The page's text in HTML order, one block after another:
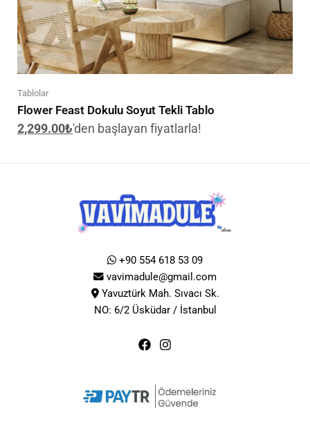
Tablolar
Flower Feast Dokulu Soyut Tekli Tablo
2,299.00₺'den başlayan fiyatlarla!
+90 554 618 53 09
vavimadule@gmail.com
Yavuztürk Mah. Sıvacı Sk.
NO: 6/2 Üsküdar / İstanbul